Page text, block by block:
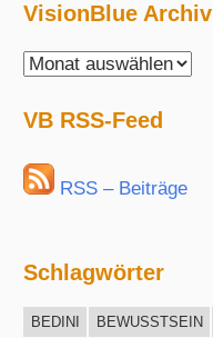
VisionBlue Archiv
VisionBlue
VB RSS-Feed
RSS – Beiträge
Schlagwörter
BEDINI BEWUSSTSEIN